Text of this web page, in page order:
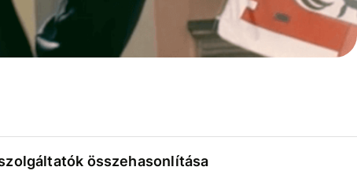
összehasonlítása